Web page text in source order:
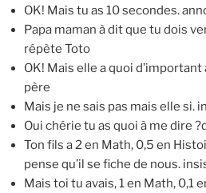
OK! Mais tu as 10 secondes.
Papa maman à dit que tu dois
répète Toto
OK! Mais elle a quoi
père
Mais je ne sais pas mais elle si.
Oui chérie tu as quoi à me dire
Ton fils a 2 en Math, 0,5 en
pense qu’il se fiche de nous.
Mais toi tu avais, 1 en Math, 0,1